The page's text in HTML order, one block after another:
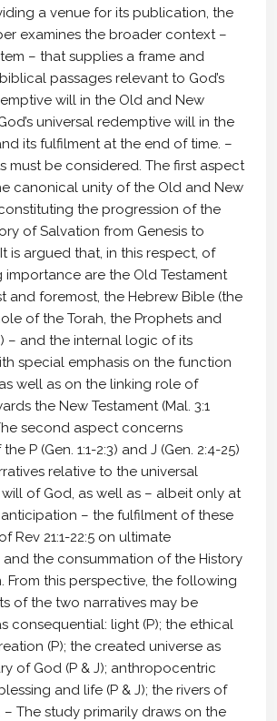
a venue for its publication, the
examines the broader context –
– that supplies a frame and
passages relevant to God’s
will in the Old and New
universal redemptive will in the
its fulfilment at the end of time. –
must be considered. The first aspect
canonical unity of the Old and New
the progression of the
of Salvation from Genesis to
is argued that, in this respect, of
importance are the Old Testament
and foremost, the Hebrew Bible (the
of the Torah, the Prophets and
– and the internal logic of its
special emphasis on the function
well as on the linking role of
the New Testament (Mal. 3:1
second aspect concerns
P (Gen. 1:1-2:3) and J (Gen. 2:4-25)
relative to the universal
of God, as well as – albeit only at
– the fulfilment of these
Rev 21:1-22:5 on ultimate
the consummation of the History
From this perspective, the following
of the two narratives may be
consequential: light (P); the ethical
(P); the created universe as
of God (P & J); anthropocentric
and life (P & J); the rivers of
– The study primarily draws on the